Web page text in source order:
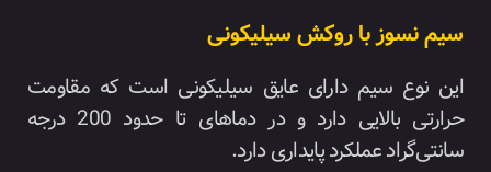
سیم نسوز با روکش سیلیکونی
این نوع سیم دارای عایق سیلیکونی است که مقاومت
حرارتی بالایی دارد و در دماهای تا حدود 200 درجه
سانتی‌گراد عملکرد پایداری دارد.